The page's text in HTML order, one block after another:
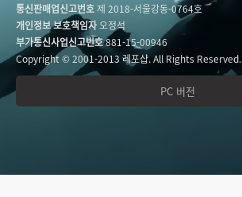
통신판매업신고번호제 2018-서울강동-0764호
개인정보 보호책임자오정석
부가통신사업신고번호881-15-00946
Copyright © 2001-2013 레포샵. All Rights Reserved.
PC 버전